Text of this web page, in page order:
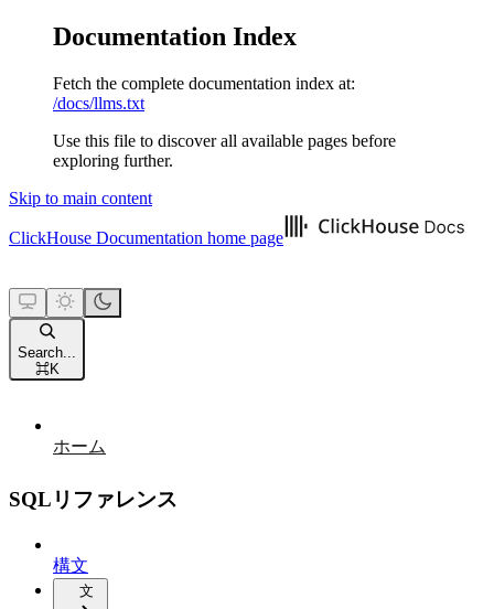
Documentation Index
Fetch the complete documentation index at:
/docs/llms.txt
Use this file to discover all available pages before
exploring further.
Skip to main content
ClickHouse Documentation home page
Search...
⌘K
ホーム
SQLリファレンス
構文
文